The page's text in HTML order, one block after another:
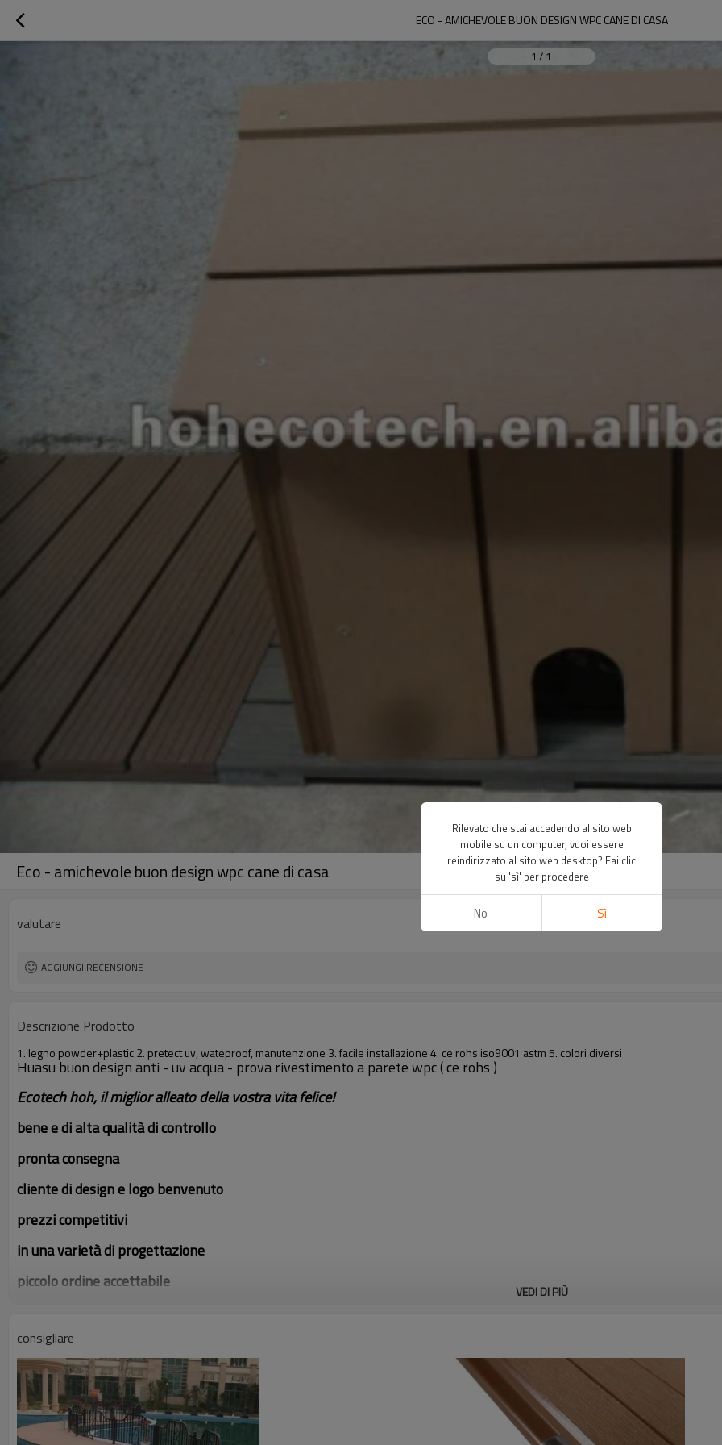
ECO - AMICHEVOLE BUON DESIGN WPC CANE DI CASA
1 / 1
Eco - amichevole buon design wpc cane di casa
valutare
AGGIUNGI RECENSIONE
Descrizione Prodotto
1. legno powder+plastic 2. pretect uv, wateproof, manutenzione 3. facile installazione 4. ce rohs iso9001 astm 5. colori diversi
Huasu buon design anti - uv acqua - prova rivestimento a parete wpc ( ce rohs )
Ecotech hoh, il miglior alleato della vostra vita felice!
bene e di alta qualità di controllo
pronta consegna
cliente di design e logo benvenuto
prezzi competitivi
in una varietà di progettazione
piccolo ordine accettabile
2012 vendita calda più popolari decking di wpc
Possiamo salvare 2.7 cbm legno naturale quando uso cbm 1 di materiali wpc,
Essa equivalenti ad assorbire 12.5 toni di carbonio dioxide(co
), e rilasciando 4.6 dei toni qxygen(o )
1. il contrasto di wpc e legno
VEDI DI PIÙ
consigliare
Rilevato che stai accedendo al sito web
mobile su un computer, vuoi essere
reindirizzato al sito web desktop? Fai clic
su 'sì' per procedere
No Sì